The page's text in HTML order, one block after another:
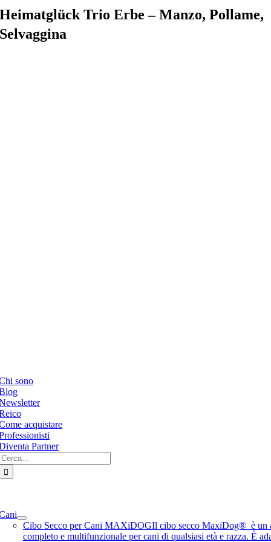
Salta
al
contenuto
sono
acquistare
Partner
Cibo Secco per Cani MAXiDOGIl cibo secco MaxiDog® è un
completo e multifunzionale per cani di qualsiasi età e razza. È
Heimatglück Trio Erbe – Manzo, Pollame,
Selvaggina